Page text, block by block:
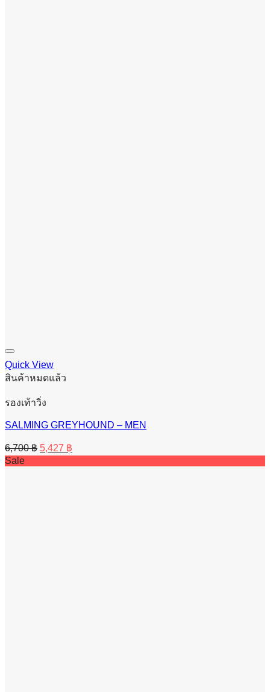
Quick View
สินค้าหมดแล้ว
รองเท้าวิ่ง
SALMING GREYHOUND – MEN
6,700฿ Original
price
was:
5,427 ฿
price
is:
Sale